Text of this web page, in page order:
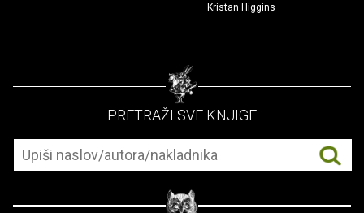
Kristan Higgins
– PRETRAŽI SVE KNJIGE –